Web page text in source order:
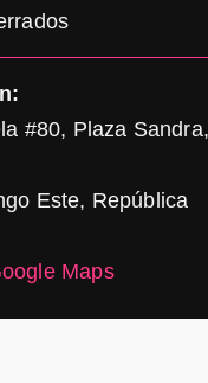
#80, Plaza
Este, República
Maps